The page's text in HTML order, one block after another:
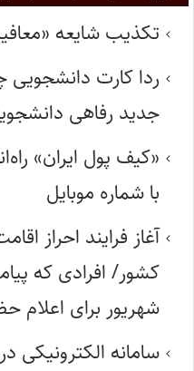
تکذیب شایعه
ردا کارت
جدید رفاهی دانشجویان
«کیف پول ایران»
با شماره موبایل
آغاز فرایند احراز
کشور/ افرادی که
شهریور برای اعلام
سامانه